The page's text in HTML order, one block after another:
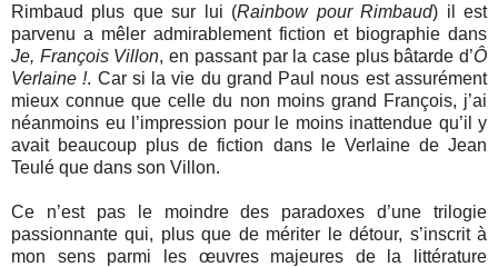
Rimbaud plus que sur lui (Rainbow pour Rimbaud) il est
parvenu a mêler admirablement fiction et biographie dans
Je, François Villon, en passant par la case plus bâtarde d’Ô
Verlaine !. Car si la vie du grand Paul nous est assurément
mieux connue que celle du non moins grand François, j’ai
néanmoins eu l’impression pour le moins inattendue qu’il y
avait beaucoup plus de fiction dans le Verlaine de Jean
Teulé que dans son Villon.
Ce n’est pas le moindre des paradoxes d’une trilogie
passionnante qui, plus que de mériter le détour, s’inscrit à
mon sens parmi les œuvres majeures de la littérature